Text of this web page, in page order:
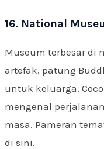
16. National
Museum terbesar di
artefak, patung
untuk keluarga.
mengenal
masa. Pameran
di sini.